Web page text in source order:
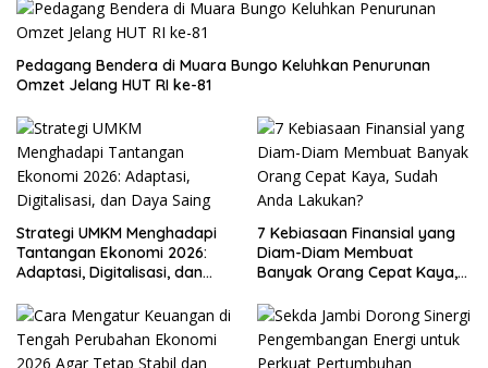
Pedagang Bendera di Muara Bungo Keluhkan Penurunan
Omzet Jelang HUT RI ke-81
Strategi UMKM Menghadapi
Tantangan Ekonomi 2026:
Adaptasi, Digitalisasi, dan
7 Kebiasaan Finansial yang
Diam-Diam Membuat
Banyak Orang Cepat Kaya,